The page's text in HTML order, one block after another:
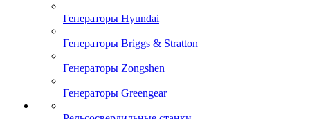
Генераторы Hyundai
Генераторы Briggs & Stratton
Генераторы Zongshen
Генераторы Greengear